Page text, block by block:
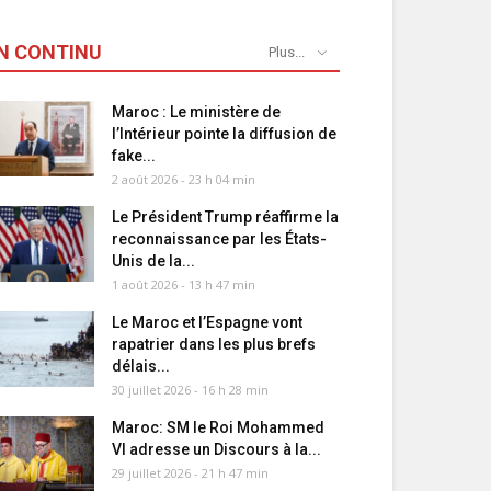
CONTINU Plus...
Maroc : Le ministère de
l’Intérieur pointe la diffusion de
fake...
2 août 2026 - 23 h 04 min
Le Président Trump réaffirme la
reconnaissance par les États-
Unis de la...
1 août 2026 - 13 h 47 min
Le Maroc et l’Espagne vont
rapatrier dans les plus brefs
délais...
30 juillet 2026 - 16 h 28 min
Maroc: SM le Roi Mohammed
VI adresse un Discours à la...
29 juillet 2026 - 21 h 47 min